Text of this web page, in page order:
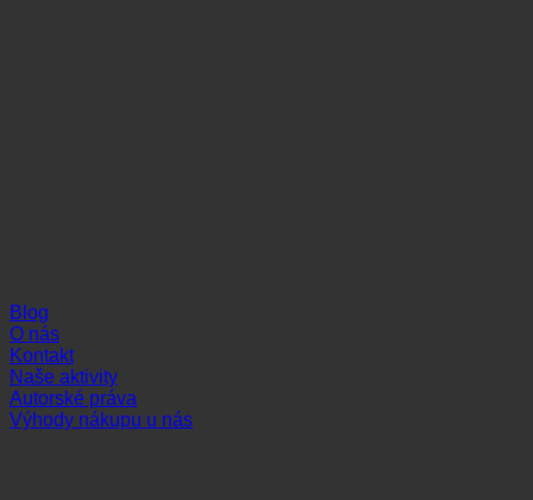
Blog
O nás
Kontakt
Naše aktivity
Autorské práva
Výhody nákupu u nás